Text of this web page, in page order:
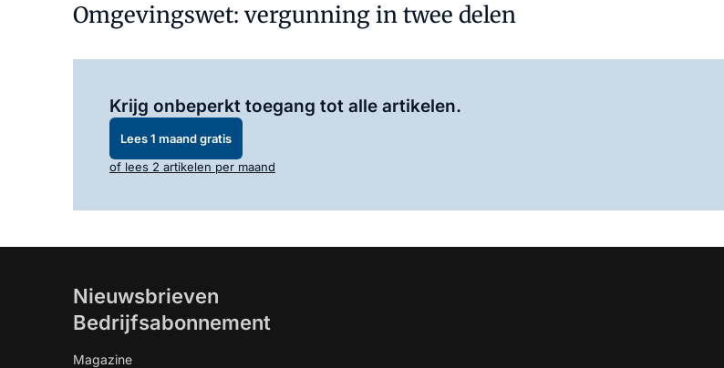
Omgevingswet: vergunning in twee delen
Krijg onbeperkt toegang tot alle artikelen.
Lees 1 maand gratis
of lees 2 artikelen per maand
Nieuwsbrieven
Bedrijfsabonnement
Magazine